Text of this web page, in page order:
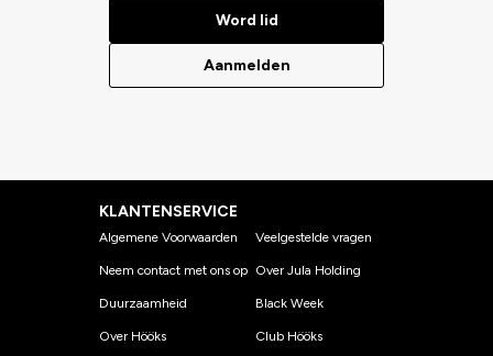
Word lid
Aanmelden
KLANTENSERVICE
Algemene Voorwaarden
Neem contact met ons op
Duurzaamheid
Over Hööks
Veelgestelde vragen
Over Jula Holding
Black Week
Club Hööks